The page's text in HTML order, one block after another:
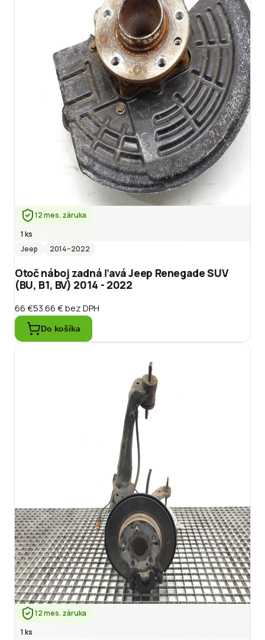
12 mes. záruka
1 ks
Jeep
2014–2022
Otoč náboj zadná ľavá Jeep Renegade SUV
(BU, B1, BV) 2014 - 2022
66 €53.66 €bez DPH
Do košíka
12 mes. záruka
1 ks